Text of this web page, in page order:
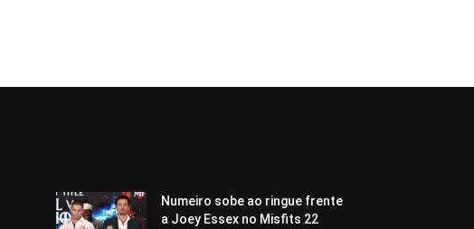
Numeiro sobe ao ringue frente
a Joey Essex no Misfits 22